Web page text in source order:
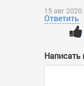
15 авг
Ответить
Написать